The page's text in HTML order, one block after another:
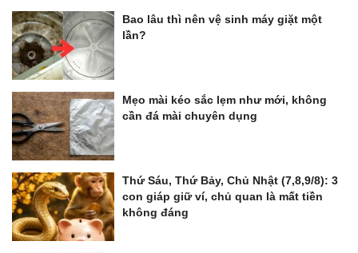
Bao lâu thì nên vệ sinh máy giặt một
lần?
Mẹo mài kéo sắc lẹm như mới, không
cần đá mài chuyên dụng
Thứ Sáu, Thứ Bảy, Chủ Nhật (7,8,9/8): 3
con giáp giữ ví, chủ quan là mất tiền
không đáng